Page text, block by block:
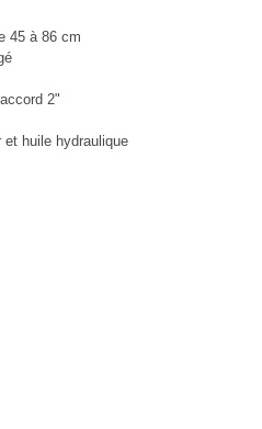
45 à 86 cm
2"
huile hydraulique